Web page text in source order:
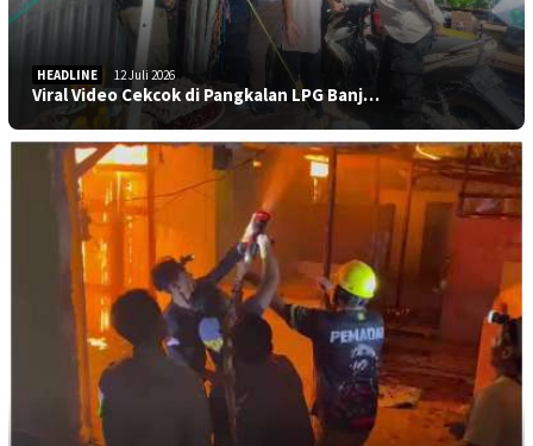
HEADLINE 12 Juli 2026
Viral Video Cekcok di Pangkalan LPG Banj…